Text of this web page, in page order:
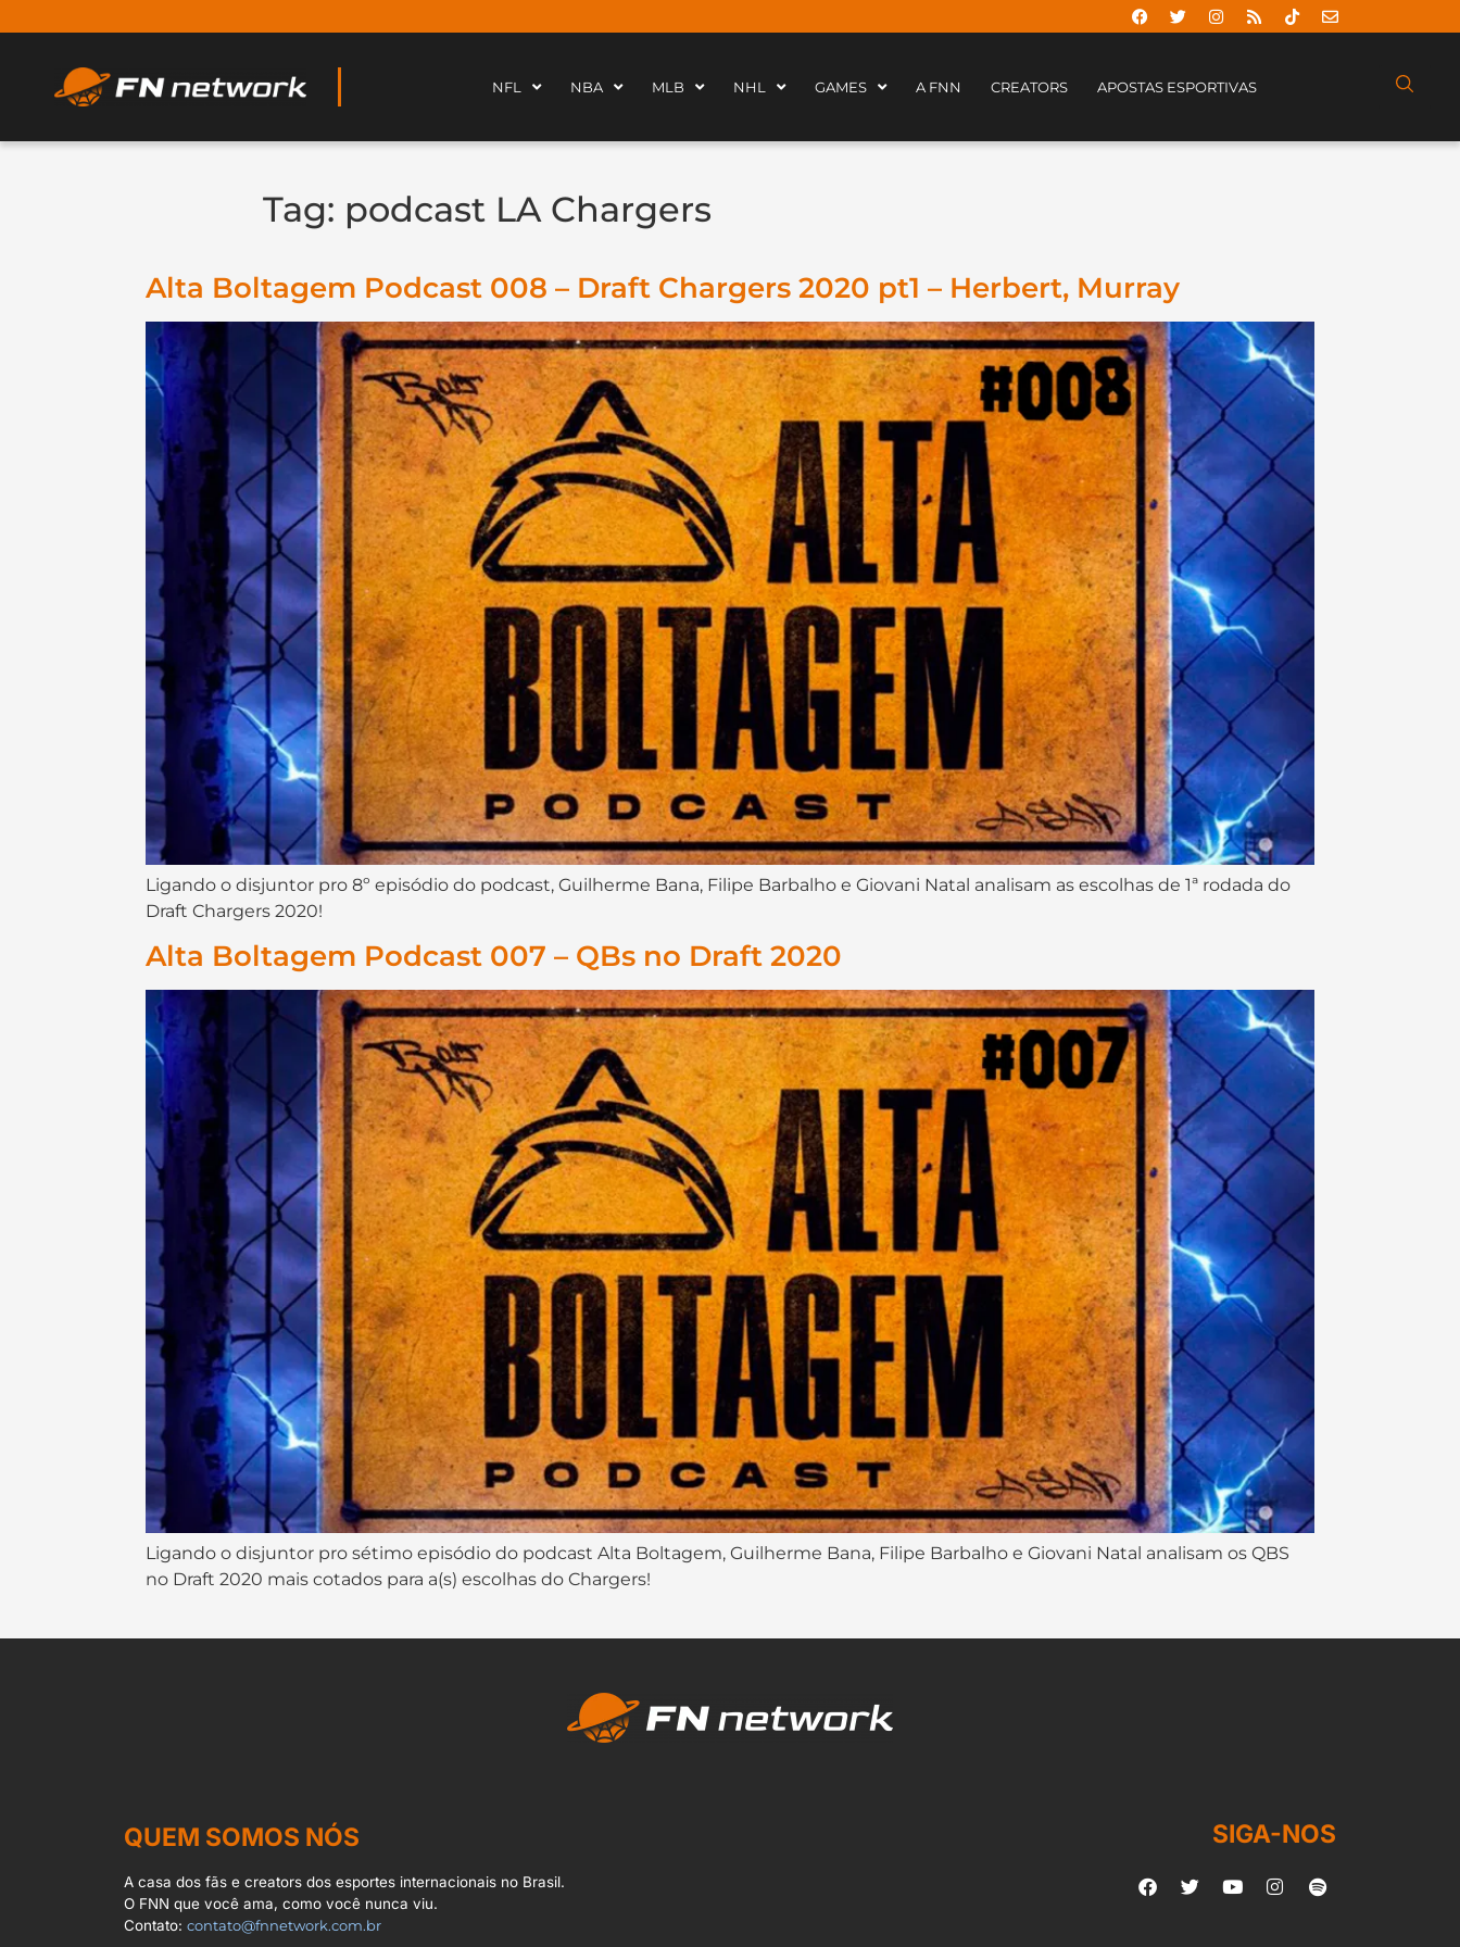
NFL NBA MLB NHL GAMES A FNN CREATORS APOSTAS ESPORTIVAS
Tag: podcast LA Chargers
Alta Boltagem Podcast 008 – Draft Chargers 2020 pt1 – Herbert, Murray
Ligando o disjuntor pro 8º episódio do podcast, Guilherme Bana, Filipe Barbalho e Giovani Natal analisam as escolhas de 1ª rodada do
Draft Chargers 2020!
Alta Boltagem Podcast 007 – QBs no Draft 2020
Ligando o disjuntor pro sétimo episódio do podcast Alta Boltagem, Guilherme Bana, Filipe Barbalho e Giovani Natal analisam os QBS
no Draft 2020 mais cotados para a(s) escolhas do Chargers!
QUEM SOMOS NÓS
A casa dos fãs e creators dos esportes internacionais no Brasil.
O FNN que você ama, como você nunca viu.
Contato:contato@fnnetwork.com.br
SIGA-NOS